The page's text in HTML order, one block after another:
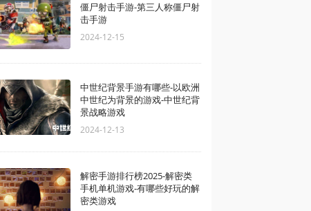
僵尸射击手游-第三人称僵尸射
击手游
2024-12-15
中世纪背景手游有哪些-以欧洲
中世纪为背景的游戏-中世纪背
景战略游戏
2024-12-13
解密手游排行榜2025-解密类
手机单机游戏-有哪些好玩的解
密类游戏